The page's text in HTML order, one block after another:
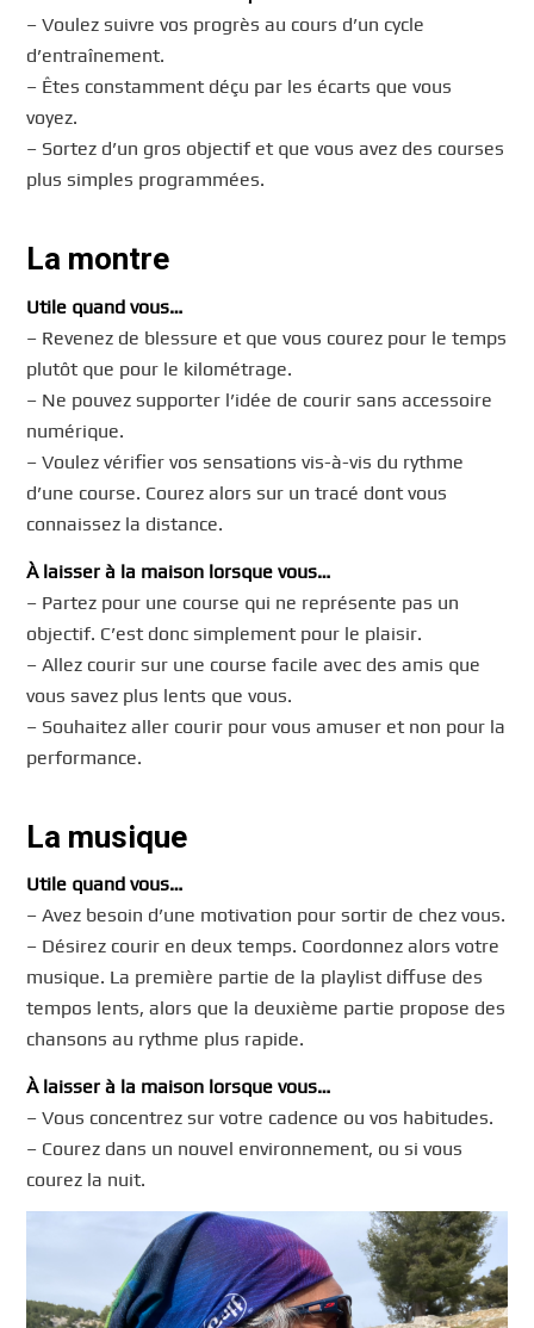
– Voulez suivre vos progrès au cours d’un cycle
d’entraînement.
– Êtes constamment déçu par les écarts que vous
voyez.
– Sortez d’un gros objectif et que vous avez des courses
plus simples programmées.
La montre
Utile quand vous…
– Revenez de blessure et que vous courez pour le temps
plutôt que pour le kilométrage.
– Ne pouvez supporter l’idée de courir sans accessoire
numérique.
– Voulez vérifier vos sensations vis-à-vis du rythme
d’une course. Courez alors sur un tracé dont vous
connaissez la distance.
À laisser à la maison lorsque vous…
– Partez pour une course qui ne représente pas un
objectif. C’est donc simplement pour le plaisir.
– Allez courir sur une course facile avec des amis que
vous savez plus lents que vous.
– Souhaitez aller courir pour vous amuser et non pour la
performance.
La musique
Utile quand vous…
– Avez besoin d’une motivation pour sortir de chez vous.
– Désirez courir en deux temps. Coordonnez alors votre
musique. La première partie de la playlist diffuse des
tempos lents, alors que la deuxième partie propose des
chansons au rythme plus rapide.
À laisser à la maison lorsque vous…
– Vous concentrez sur votre cadence ou vos habitudes.
– Courez dans un nouvel environnement, ou si vous
courez la nuit.